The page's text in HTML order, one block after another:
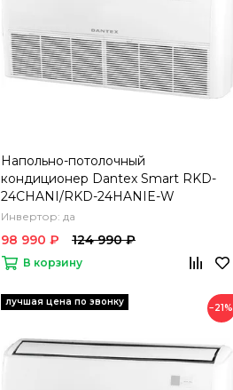
Напольно-потолочный
кондиционер Dantex Smart RKD-
24CHANI/RKD-24HANIE-W
Инвертор: да
98 990 ₽ 124 990 ₽
В корзину
−21%